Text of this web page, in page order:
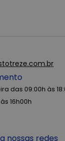
das 09:00h às
16h00h
nossas redes